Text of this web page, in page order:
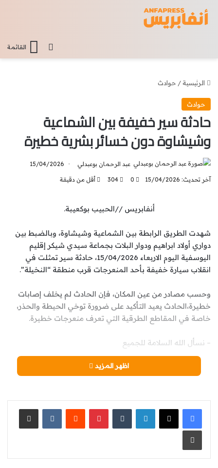
القائمةتسجيل
الرئيسية/ حوادث
حوادث
حادثة سير خفيفة بين الشماعية
وشيشاوة دون خسائر بشرية خطيرة
عبد الرحمان بوعبدلي 15/04/2026
آخر تحديث: 15/04/2026 0
304 أقل من دقيقة
أنفابريس //الحبيب بوكعيبة.
شهدت الطريق الرابطة بين الشماعية وشيشاوة، وبالضبط بين
دواري أولاد ابراهيم ودوار البلات بجماعة سيدي شيكر إقليم
اليوسفية اليوم الاربعاء 15/04/2026، حادثة سير تمثلت في
انقلاب سيارة خفيفة بأحد المنعرجات قرب منطقة “النخيلة”.
وحسب مصادر من عين المكان، فإن الحادث لم يخلف إصابات
خطيرة،الحادث يعيد التأكيد على ضرورة توخي الحيطة والحذر،
خاصة في المقاطع الطرقية التي تعرف منعرجات خطيرة.
– نسأل الله السلامة للجميع
اظهر المزيد
لينكدإن بينتيريست